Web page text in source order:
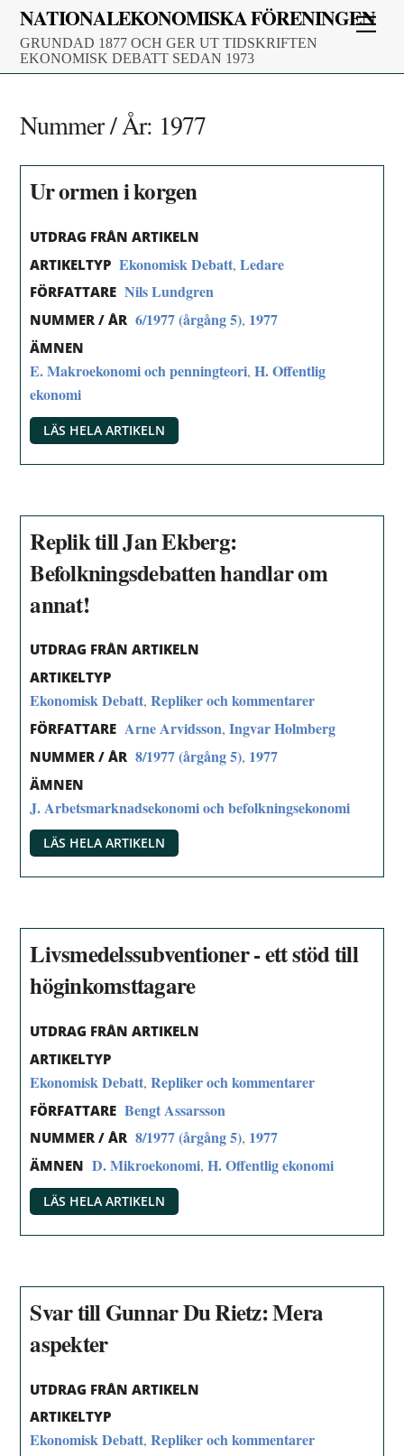
Skip
content
NATIONALEKONOMISKA FÖRENINGEN
GRUNDAD 1877 OCH GER UT TIDSKRIFTEN
EKONOMISK DEBATT SEDAN 1973
Nummer / År: 1977
Ur ormen i korgen
UTDRAG FRÅN ARTIKELN
ARTIKELTYP Ekonomisk Debatt,Ledare
FÖRFATTARE Nils Lundgren
NUMMER / ÅR 6/1977 (årgång 5), 1977
ÄMNEN
E. Makroekonomi och penningteori,H. Offentlig
ekonomi
LÄS HELA ARTIKELN
Replik till Jan Ekberg:
Befolkningsdebatten handlar om
annat!
UTDRAG FRÅN ARTIKELN
ARTIKELTYP
Ekonomisk Debatt,Repliker och kommentarer
FÖRFATTARE Arne Arvidsson,Ingvar Holmberg
NUMMER / ÅR 8/1977 (årgång 5), 1977
ÄMNEN
J. Arbetsmarknadsekonomi och befolkningsekonomi
LÄS HELA ARTIKELN
Livsmedelssubventioner - ett stöd till
höginkomsttagare
UTDRAG FRÅN ARTIKELN
ARTIKELTYP
Ekonomisk Debatt,Repliker och kommentarer
FÖRFATTARE Bengt Assarsson
NUMMER / ÅR 8/1977 (årgång 5), 1977
ÄMNEN D. Mikroekonomi,H. Offentlig ekonomi
LÄS HELA ARTIKELN
Svar till Gunnar Du Rietz: Mera
aspekter
UTDRAG FRÅN ARTIKELN
ARTIKELTYP
Ekonomisk Debatt,Repliker och kommentarer